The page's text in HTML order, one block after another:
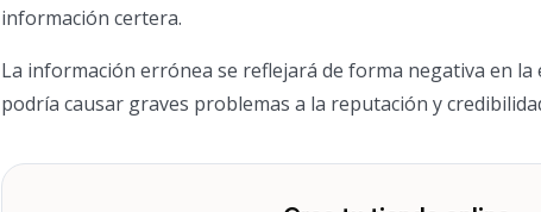
información certera.
La información errónea se reflejará de forma negativa en la
podría causar graves problemas a la reputación y